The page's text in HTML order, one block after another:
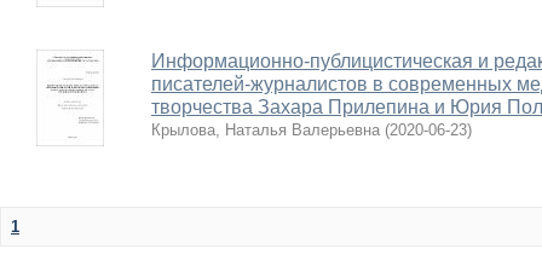
Информационно-публицистическая и
писателей-журналистов в современных
творчества Захара Прилепина и Юрия
Крылова, Наталья Валерьевна (2020-06-23)
1